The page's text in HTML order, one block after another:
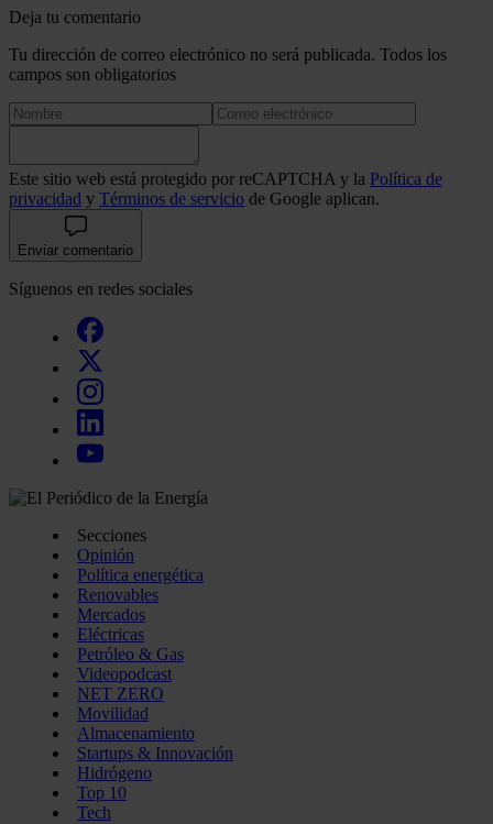
Deja tu comentario
Tu dirección de correo electrónico no será publicada. Todos los
campos son obligatorios
Este sitio web está protegido por reCAPTCHA y la Política de
privacidad y Términos de servicio de Google aplican.
Enviar comentario
Síguenos en redes sociales
Secciones
Opinión
Política energética
Renovables
Mercados
Eléctricas
Petróleo & Gas
Videopodcast
NET ZERO
Movilidad
Almacenamiento
Startups & Innovación
Hidrógeno
Top 10
Tech